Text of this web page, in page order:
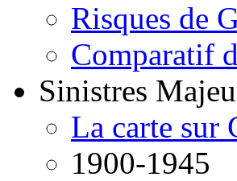
Risques de
Comparatif
Sinistres
La carte sur
1900-1945